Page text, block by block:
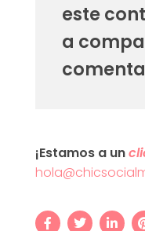
este
a
¡Estamos a un